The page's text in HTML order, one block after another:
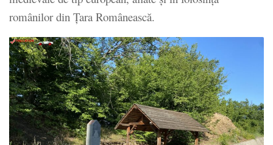
românilor din Ţara Românească.